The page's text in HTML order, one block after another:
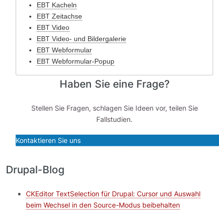
EBT Kacheln
EBT Zeitachse
EBT Video
EBT Video- und Bildergalerie
EBT Webformular
EBT Webformular-Popup
Haben Sie eine Frage?
Stellen Sie Fragen, schlagen Sie Ideen vor, teilen Sie
Fallstudien.
Kontaktieren Sie uns
Drupal-Blog
CKEditor TextSelection für Drupal: Cursor und Auswahl
beim Wechsel in den Source-Modus beibehalten